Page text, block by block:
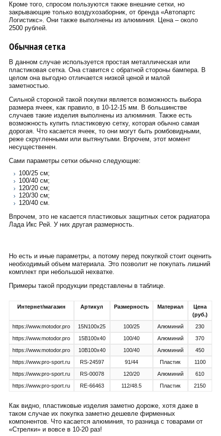
Кроме того, спросом пользуются также внешние сетки, но
закрывающие только воздухозаборник, от бренда «Автопартс
Логистикс». Они также выполнены из алюминия. Цена – около
2500 рублей.
Обычная сетка
В данном случае используется простая металлическая или
пластиковая сетка. Она ставится с обратной стороны бампера. В
целом она выгодно отличается низкой ценой и малой
заметностью.
Сильной стороной такой покупки является возможность выбора
размера ячеек, как правило, в 10-12-15 мм. В большинстве
случаев такие изделия выполнены из алюминия. Также есть
возможность купить пластиковую сетку, которая обычно самая
дорогая. Что касается ячеек, то они могут быть ромбовидными,
реже скругленными или вытянутыми. Впрочем, этот момент
несущественен.
Сами параметры сетки обычно следующие:
100/25 см;
100/40 см;
120/20 см;
120/30 см;
120/40 см.
Впрочем, это не касается пластиковых защитных сеток радиатора
Лада Икс Рей. У них другая размерность.
Но есть и иные параметры, а потому перед покупкой стоит оценить
необходимый объем материала. Это позволит не покупать лишний
комплект при небольшой нехватке.
Примеры такой продукции представлены в таблице.
Интернет/магазин Артикул Размерность Материал
Цена
(руб.)
https://www.motodor.pro
15N100x25 100/25 Алюминий
230
https://www.motodor.pro
15B100x40 100/40 Алюминий
370
https://www.motodor.pro
10B100x40 100/40 Алюминий
450
https://www.pro-sport.ru
RS-24597 91/44 Пластик
1100
https://www.pro-sport.ru
RS-00078 120/20 Алюминий
610
https://www.pro-sport.ru
RE-66463 112/48.5 Пластик 2150
Как видно, пластиковые изделия заметно дороже, хотя даже в
таком случае их покупка заметно дешевле фирменных
компонентов. Что касается алюминия, то разница с товарами от
«Стрелки» и вовсе в 10-20 раз!